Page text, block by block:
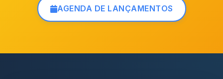
AGENDA DE LANÇAMENTOS